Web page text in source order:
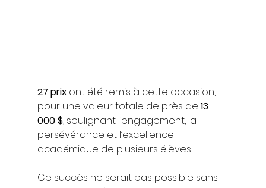
27 prix ont été remis à cette occasion,
pour une valeur totale de près de 13
000 $, soulignant l’engagement, la
persévérance et l’excellence
académique de plusieurs élèves.
Ce succès ne serait pas possible sans